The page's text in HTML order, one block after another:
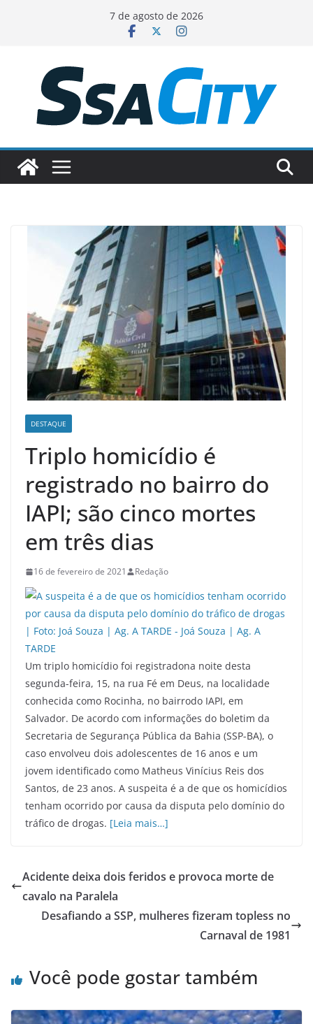
conteúdo
7 de agosto de 2026
DESTAQUE
Triplo homicídio é
registrado no bairro do
IAPI; são cinco mortes
em três dias
16 de fevereiro de 2021 Redação
Um triplo homicídio foi registradona noite desta
segunda-feira, 15, na rua Fé em Deus, na localidade
conhecida como Rocinha, no bairrodo IAPI, em
Salvador. De acordo com informações do boletim da
Secretaria de Segurança Pública da Bahia (SSP-BA), o
caso envolveu dois adolescentes de 16 anos e um
jovem identificado como Matheus Vinícius Reis dos
Santos, de 23 anos. A suspeita é a de que os homicídios
tenham ocorrido por causa da disputa pelo domínio do
tráfico de drogas. [Leia mais…]
Acidente deixa dois feridos e provoca morte de
cavalo na Paralela
Desafiando a SSP, mulheres fizeram topless no
Carnaval de 1981
Você pode gostar também